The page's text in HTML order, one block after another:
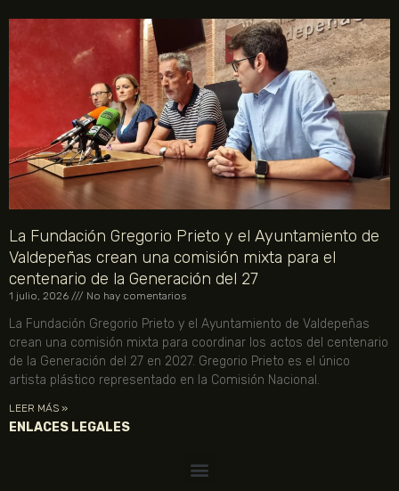
La Fundación Gregorio Prieto y el Ayuntamiento de
Valdepeñas crean una comisión mixta para el
centenario de la Generación del 27
1 julio, 2026 No hay comentarios
La Fundación Gregorio Prieto y el Ayuntamiento de Valdepeñas
crean una comisión mixta para coordinar los actos del centenario
de la Generación del 27 en 2027. Gregorio Prieto es el único
artista plástico representado en la Comisión Nacional.
LEER MÁS »
ENLACES LEGALES